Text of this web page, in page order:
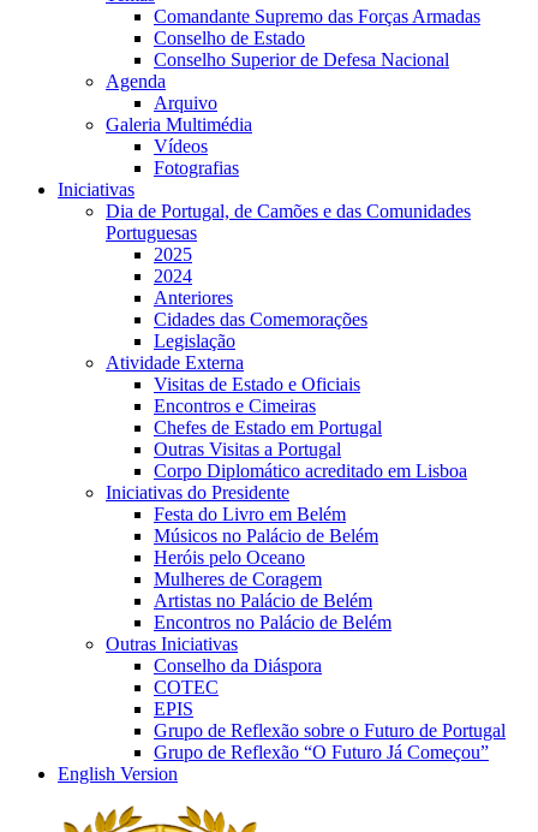
Comandante Supremo das Forças Armadas
Conselho de Estado
Conselho Superior de Defesa Nacional
Agenda
Arquivo
Galeria Multimédia
Vídeos
Fotografias
Iniciativas
Dia de Portugal, de Camões e das Comunidades
Portuguesas
2025
2024
Anteriores
Cidades das Comemorações
Legislação
Atividade Externa
Visitas de Estado e Oficiais
Encontros e Cimeiras
Chefes de Estado em Portugal
Outras Visitas a Portugal
Corpo Diplomático acreditado em Lisboa
Iniciativas do Presidente
Festa do Livro em Belém
Músicos no Palácio de Belém
Heróis pelo Oceano
Mulheres de Coragem
Artistas no Palácio de Belém
Encontros no Palácio de Belém
Outras Iniciativas
Conselho da Diáspora
COTEC
EPIS
Grupo de Reflexão sobre o Futuro de Portugal
Grupo de Reflexão “O Futuro Já Começou”
English Version